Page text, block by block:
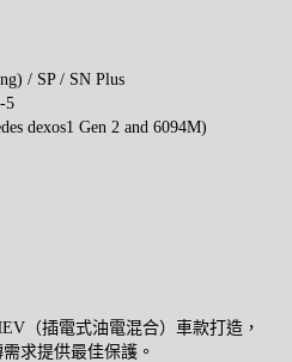
/ SP / SN Plus
5
dexos1 Gen 2 and 6094M)
（插電式油電混合）車款打造，
求提供最佳保護。